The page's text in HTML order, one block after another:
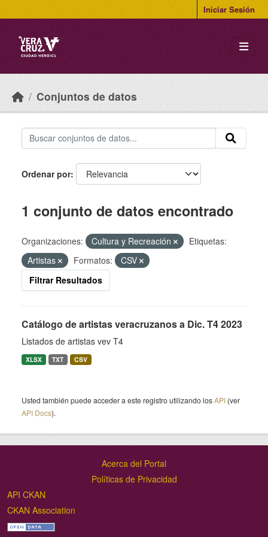
Iniciar Sesión
Conjuntos de datos
Ordenar por
1 conjunto de datos encontrado
Organizaciones: Cultura y Recreación
Etiquetas:
Artistas
Formatos:
CSV
Filtrar Resultados
Catálogo de artistas veracruzanos a Dic. T4 2023
Listados de artistas vev T4
XLSX TXT CSV
Usted también puede acceder a este registro utilizando losAPI (ver
API Docs).
Acerca del Portal
Políticas de Privacidad
API CKAN
CKAN Association